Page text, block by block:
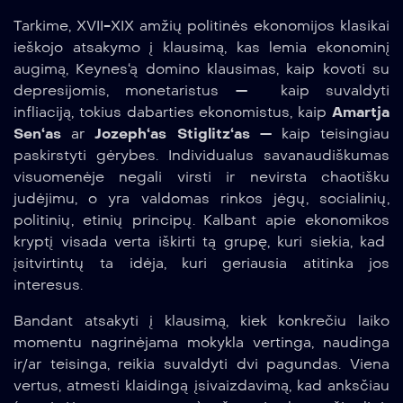
Tarkime, XVII-XIX amžių politinės ekonomijos klasikai
ieškojo atsakymo į klausimą, kas lemia ekonominį
augimą, Keynes‘ą domino klausimas, kaip kovoti su
depresijomis, monetaristus — kaip suvaldyti
infliaciją, tokius dabarties ekonomistus, kaip Amartja
Sen‘as arJozeph‘as Stiglitz‘as— kaip teisingiau
paskirstyti gėrybes. Individualus savanaudiškumas
visuomenėje negali virsti ir nevirsta chaotišku
judėjimu, o yra valdomas rinkos jėgų, socialinių,
politinių, etinių principų. Kalbant apie ekonomikos
kryptį visada verta iškirti tą grupę, kuri siekia, kad
įsitvirtintų ta idėja, kuri geriausia atitinka jos
interesus.
Bandant atsakyti į klausimą, kiek konkrečiu laiko
momentu nagrinėjama mokykla vertinga, naudinga
ir/ar teisinga, reikia suvaldyti dvi pagundas. Viena
vertus, atmesti klaidingą įsivaizdavimą, kad anksčiau